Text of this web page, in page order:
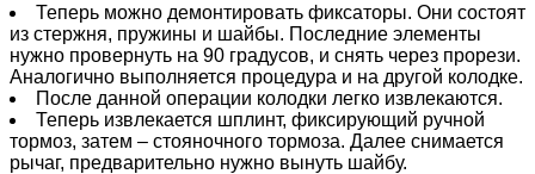
Теперь можно демонтировать фиксаторы. Они состоят
из стержня, пружины и шайбы. Последние элементы
нужно провернуть на 90 градусов, и снять через прорези.
Аналогично выполняется процедура и на другой колодке.
После данной операции колодки легко извлекаются.
Теперь извлекается шплинт, фиксирующий ручной
тормоз, затем – стояночного тормоза. Далее снимается
рычаг, предварительно нужно вынуть шайбу.